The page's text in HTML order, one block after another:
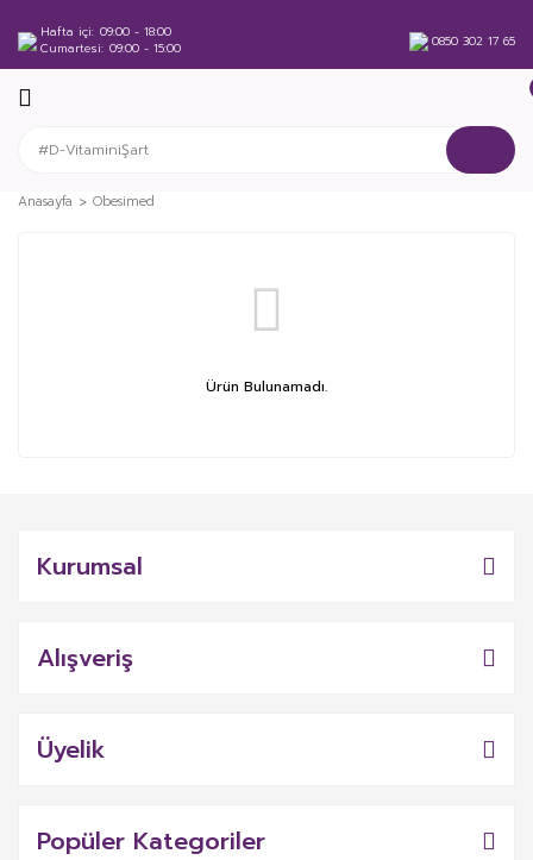
Hafta içi 09:00 - 18:00
Cumartesi 09:00 - 15:00 0850 302 17 65
Anasayfa Obesimed
Ürün Bulunamadı.
Kurumsal
Alışveriş
Üyelik
Popüler Kategoriler